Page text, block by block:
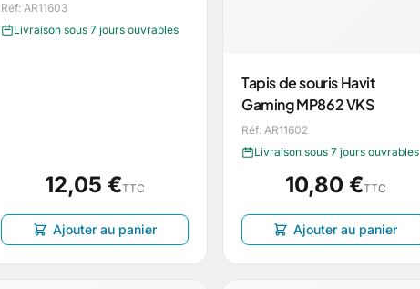
Réf: AR11603
Livraison sous 7 jours ouvrables
12,05 €TTC
Ajouter au panier
Tapis de souris Havit
Gaming MP862 VKS
Réf: AR11602
Livraison sous 7 jours ouvrables
10,80 €TTC
Ajouter au panier